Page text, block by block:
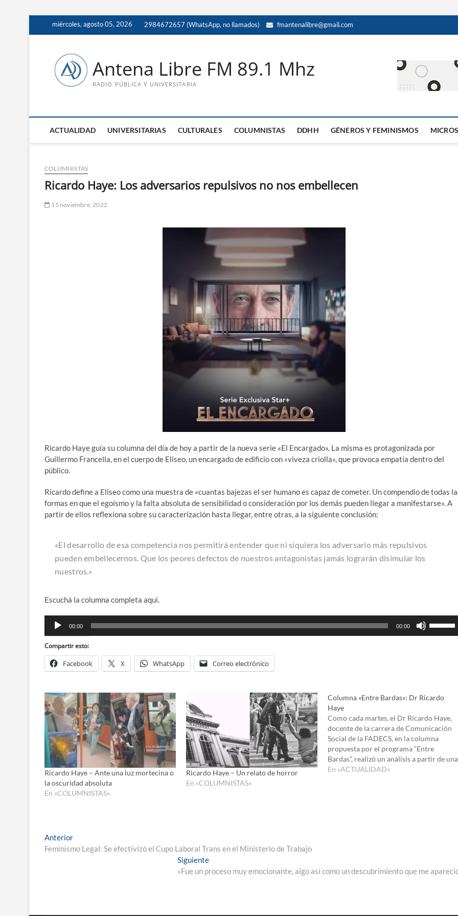
miércoles, agosto 05, 2026 2984672657 (WhatsApp, no llamados) fmantenalibre@gmail.com
Antena Libre FM 89.1 Mhz
RADIO PÚBLICA Y UNIVERSITARIA
ACTUALIDAD UNIVERSITARIAS CULTURALES COLUMNISTAS DDHH GÉNEROS Y FEMINISMOS MICROS
COLUMNISTAS
Ricardo Haye: Los adversarios repulsivos no nos embellecen
15 noviembre, 2022
Ricardo Haye guía su columna del día de hoy a partir de la nueva serie «El Encargado». La misma es protagonizada por
Guillermo Francella, en el cuerpo de Eliseo, un encargado de edificio con «viveza criolla», que provoca empatía dentro del
público.
Ricardo define a Eliseo como una muestra de «cuantas bajezas el ser humano es capaz de cometer. Un compendio de todas
formas en que el egoísmo y la falta absoluta de sensibilidad o consideración por los demás pueden llegar a manifestarse». A
partir de ellos reflexiona sobre su caracterización hasta llegar, entre otras, a la siguiente conclusión:
«El desarrollo de esa competencia nos permitirá entender que ni siquiera los adversario más repulsivos
pueden embellecernos. Que los peores defectos de nuestros antagonistas jamás lograrán disimular los
nuestros.»
Escuchá la columna completa aquí.
Reproductor
audio
00:00 00:00
aumentar
disminuir
el
volumen.
Compartir esto:
Facebook X WhatsApp Correo electrónico
Ricardo Haye – Ante una luz mortecina o
la oscuridad absoluta
En «COLUMNISTAS»
Ricardo Haye – Un relato de horror
En «COLUMNISTAS»
Columna «Entre Bardas»: Dr Ricardo
Haye
Como cada martes, el Dr Ricardo Haye,
docente de la carrera de Comunicación
Social de la FADECS, en la columna
propuesta por el programa “Entre
Bardas”, realizó un análisis a partir de una
frase del escritor polaco Richard
En «ACTUALIDAD»
Navegación
de
AnteriorEntrada
anterior:
Feminismo Legal: Se efectivizó el Cupo Laboral Trans en el Ministerio de Trabajo
SiguienteEntrada
siguiente:
«Fue un proceso muy emocionante, algo así como un descubrimiento que me